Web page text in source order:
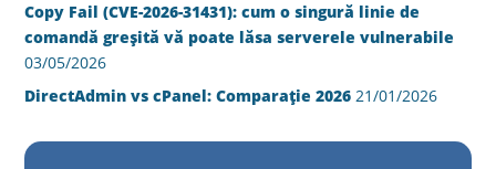
Copy Fail (CVE-2026-31431): cum o singură linie de
comandă greșită vă poate lăsa serverele vulnerabile
03/05/2026
DirectAdmin vs cPanel: Comparație 2026 21/01/2026